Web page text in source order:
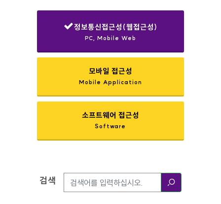
정보통신접근성(웹접근성)
PC, Mobile Web
모바일 접근성
Mobile Application
소프트웨어 접근성
Software
검색옵션
검색